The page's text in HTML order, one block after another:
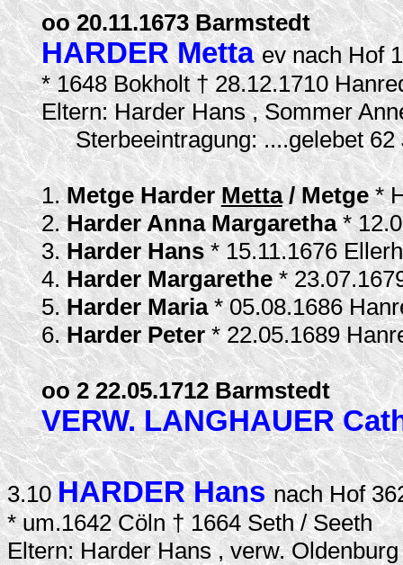
oo 20.11.1673 Barmstedt
HARDER Mettaev nach Hof
* 1648 Bokholt † 28.12.1710
Eltern: Harder Hans , Sommer
Sterbeeintragung: ....gelebet
1.Metge HarderMetta/ Metge*
2.Harder Anna Margaretha*
3.Harder Hans* 15.11.1676
4.Harder Margarethe*
5.Harder Maria* 05.08.1686
6.Harder Peter* 22.05.1689
oo 2 22.05.1712 Barmstedt
VERW. LANGHAUER
3.10 HARDER Hansnach Hof
* um.1642 Cöln † 1664 Seth / Seeth
Eltern: Harder Hans , verw.